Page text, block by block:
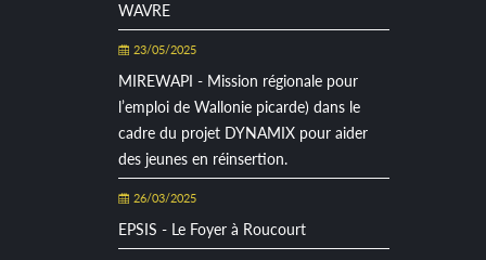
WAVRE
23/05/2025
MIREWAPI - Mission régionale pour
l’emploi de Wallonie picarde) dans le
cadre du projet DYNAMIX pour aider
des jeunes en réinsertion.
26/03/2025
EPSIS - Le Foyer à Roucourt